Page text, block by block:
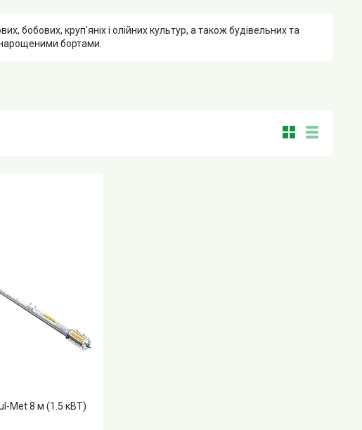
бобових, круп'яніх і олійних культур, а також будівельних та
нарощеними бортами.
Met 8 м (1.5 кВТ)